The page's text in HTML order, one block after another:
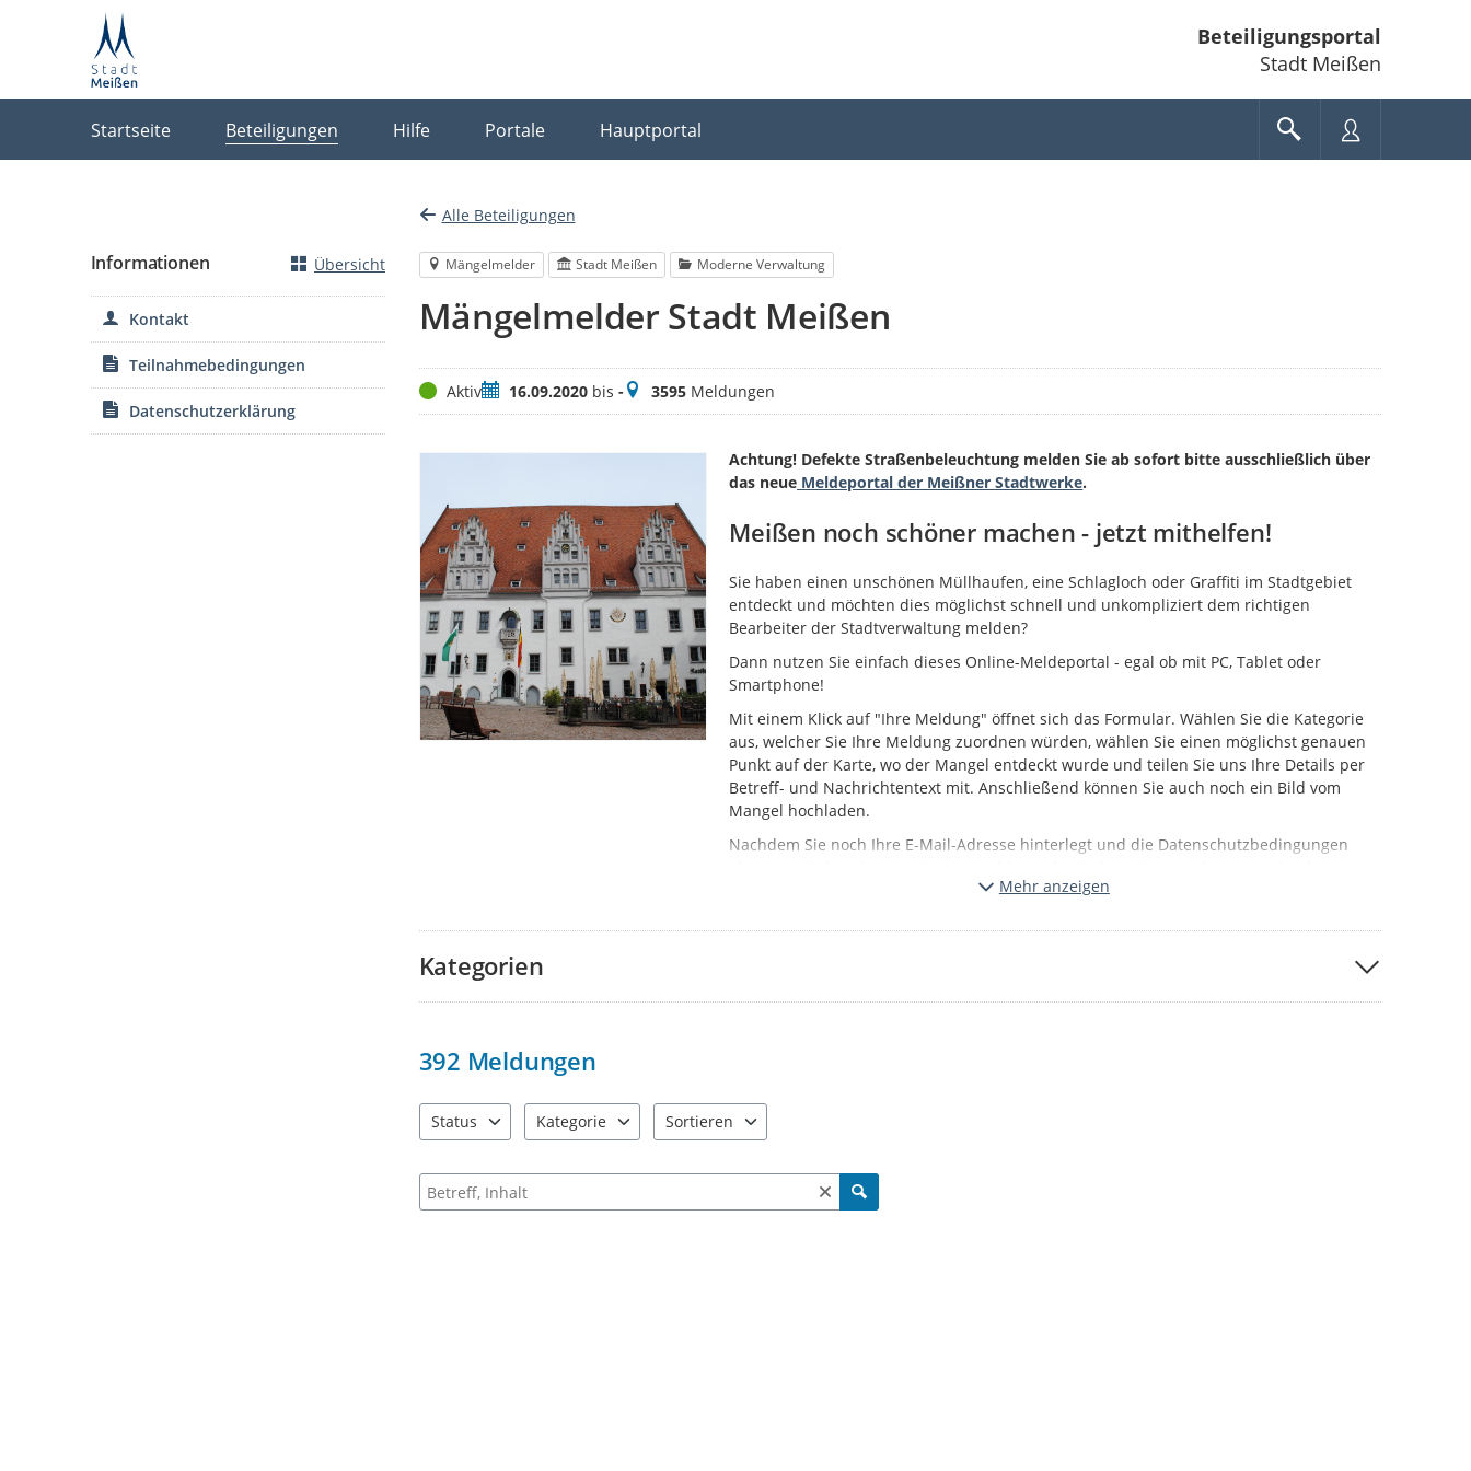
Beteiligungsportal
Stadt Meißen
Startseite Beteiligungen Hilfe Portale Hauptportal
Alle Beteiligungen
Mängelmelder Stadt Meißen Moderne Verwaltung
Mängelmelder Stadt Meißen
StatusAktivZeitraum
16.09.2020bis -Meldungen
3595Meldungen
Achtung! Defekte Straßenbeleuchtung melden Sie ab sofort bitte ausschließlich über
das neue Meldeportal der Meißner Stadtwerke.
Meißen noch schöner machen - jetzt mithelfen!
Sie haben einen unschönen Müllhaufen, eine Schlagloch oder Graffiti im Stadtgebiet
entdeckt und möchten dies möglichst schnell und unkompliziert dem richtigen
Bearbeiter der Stadtverwaltung melden?
Dann nutzen Sie einfach dieses Online-Meldeportal - egal ob mit PC, Tablet oder
Smartphone!
Mit einem Klick auf "Ihre Meldung" öffnet sich das Formular. Wählen Sie die Kategorie
aus, welcher Sie Ihre Meldung zuordnen würden, wählen Sie einen möglichst genauen
Punkt auf der Karte, wo der Mangel entdeckt wurde und teilen Sie uns Ihre Details per
Betreff- und Nachrichtentext mit. Anschließend können Sie auch noch ein Bild vom
Mangel hochladen.
Nachdem Sie noch Ihre E-Mail-Adresse hinterlegt und die Datenschutzbedingungen
schnellstmöglich der Bearbeitung Ihrer Meldung annehmen.
Wir behalten uns vor, beleidigende, nicht der Sache dienende Meldungen zu schließen.
Mehr anzeigen
Kategorien
392 Meldungen
Status
Kategorie
Sortieren
Suche nach Meldungen und Kommentaren
Informationen Übersicht
Kontakt
Teilnahmebedingungen
Datenschutzerklärung